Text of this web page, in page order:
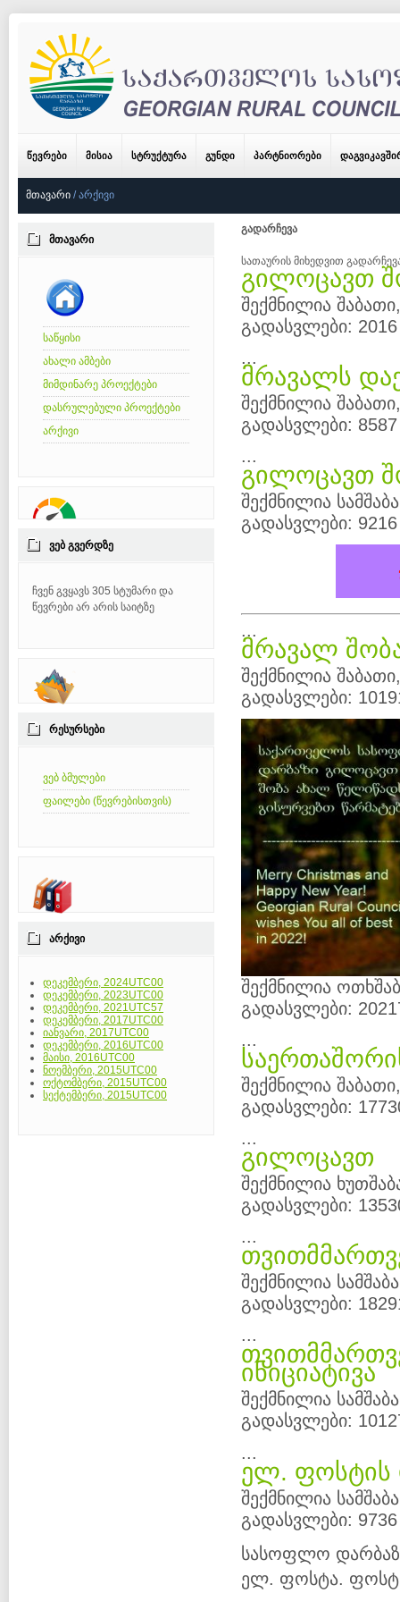
ᲬᲔᲕᲠᲔᲑᲘ ᲛᲘᲡᲘᲐ ᲡᲢᲠᲣᲥᲢᲣᲠᲐ ᲒᲣᲜᲓᲘ ᲞᲐᲠᲢᲜᲘᲝᲠᲔᲑᲘ
ᲛᲗᲐᲕᲐᲠᲘ /ᲐᲠᲥᲘᲕᲘ
ᲛᲗᲐᲕᲐᲠᲘ
საწყისი
ახალი ამბები
მიმდინარე პროექტები
დასრულებული პროექტები
არქივი
ᲕᲔᲑ ᲒᲕᲔᲠᲓᲖᲔ
ჩვენ გვყავს 305 სტუმარი და
წევრები არ არის საიტზე
ᲠᲔᲡᲣᲠᲡᲔᲑᲘ
ვებ ბმულები
ფაილები (წევრებისთვის)
ᲐᲠᲥᲘᲕᲘ
დეკემბერი, 2024UTC00
დეკემბერი, 2023UTC00
დეკემბერი, 2021UTC57
დეკემბერი, 2017UTC00
იანვარი, 2017UTC00
დეკემბერი, 2016UTC00
მაისი, 2016UTC00
ნოემბერი, 2015UTC00
ოქტომბერი, 2015UTC00
სექტემბერი, 2015UTC00
გადარჩევა
სათაურის მიხედვით
გილოცავთ
შექმნილია
გადასვლები: 2016
...
მრავალს
შექმნილია
გადასვლები: 8587
...
გილოცავთ
შექმნილია
გადასვლები: 9216
...
მრავალ
შექმნილია
გადასვლები:
შექმნილია
გადასვლები:
...
შექმნილია
გადასვლები:
...
გილოცავთ
შექმნილია
გადასვლები:
...
შექმნილია
გადასვლები:
...
ინიციატივა
შექმნილია
გადასვლები:
...
ელ. ფოსტის
შექმნილია
გადასვლები: 9736
სასოფლო
ელ. ფოსტა.